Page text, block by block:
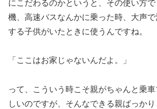
にこだわるのかというと、その使い方
機、高速バスなんかに乗った時、大声で
する子供がいたときに使うんですね。
「ここはお家じゃないんだよ。」
って、こういう時こそ親がちゃんと乗
しいのですが、そんなできる親ばっか